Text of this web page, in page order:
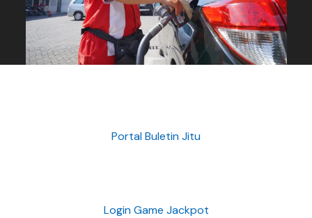
Portal Buletin Jitu
Login Game Jackpot